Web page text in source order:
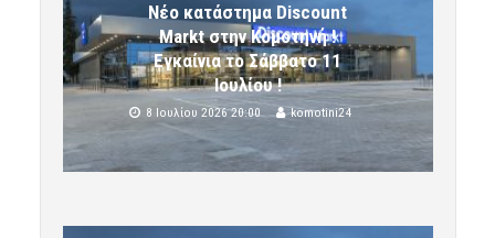
Νέο κατάστημα Discount
Markt στην Κομοτηνή !
Εγκαίνια το Σάββατο 11
Ιουλίου !
8 Ιουλίου 2026 20:00 komotini24